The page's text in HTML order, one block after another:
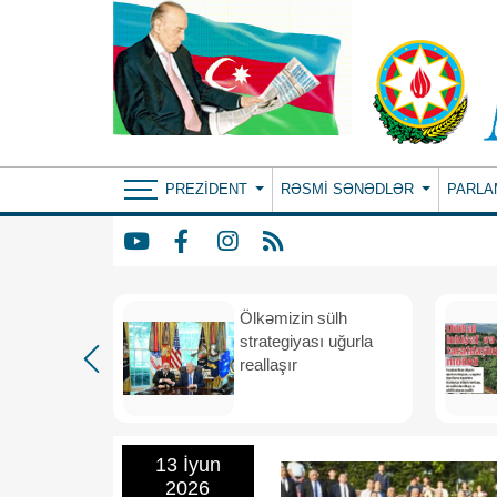
PREZIDENT RƏSMI SƏNƏDLƏR
Ölkəmizin sülh
strategiyası uğurla
reallaşır
13 İyun
2026